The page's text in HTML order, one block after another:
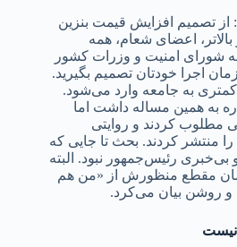
از تصمیم افزایش قیمت بنزین
اعضای شعام، همه
به شورای امنیت و وزرات کشور
اجرا خودتان تصمیم بگیرید.
به جامعه وارد می‌شود.
به همین مساله داشت اما
مطلوب کردند و روایتی
منتشر کردند. بحث تا جایی که
رئیس‌جمهور نبود. البته
مقطع منظورش از «من هم
و روشن بیان می‌کرد.
نیست